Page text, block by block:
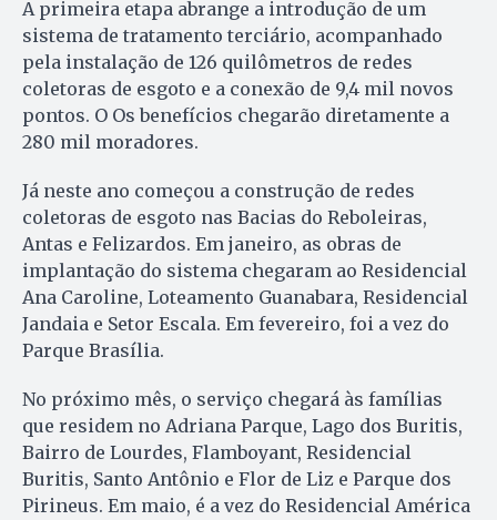
A primeira etapa abrange a introdução de um
sistema de tratamento terciário, acompanhado
pela instalação de 126 quilômetros de redes
coletoras de esgoto e a conexão de 9,4 mil novos
pontos. O Os benefícios chegarão diretamente a
280 mil moradores.
Já neste ano começou a construção de redes
coletoras de esgoto nas Bacias do Reboleiras,
Antas e Felizardos. Em janeiro, as obras de
implantação do sistema chegaram ao Residencial
Ana Caroline, Loteamento Guanabara, Residencial
Jandaia e Setor Escala. Em fevereiro, foi a vez do
Parque Brasília.
No próximo mês, o serviço chegará às famílias
que residem no Adriana Parque, Lago dos Buritis,
Bairro de Lourdes, Flamboyant, Residencial
Buritis, Santo Antônio e Flor de Liz e Parque dos
Pirineus. Em maio, é a vez do Residencial América